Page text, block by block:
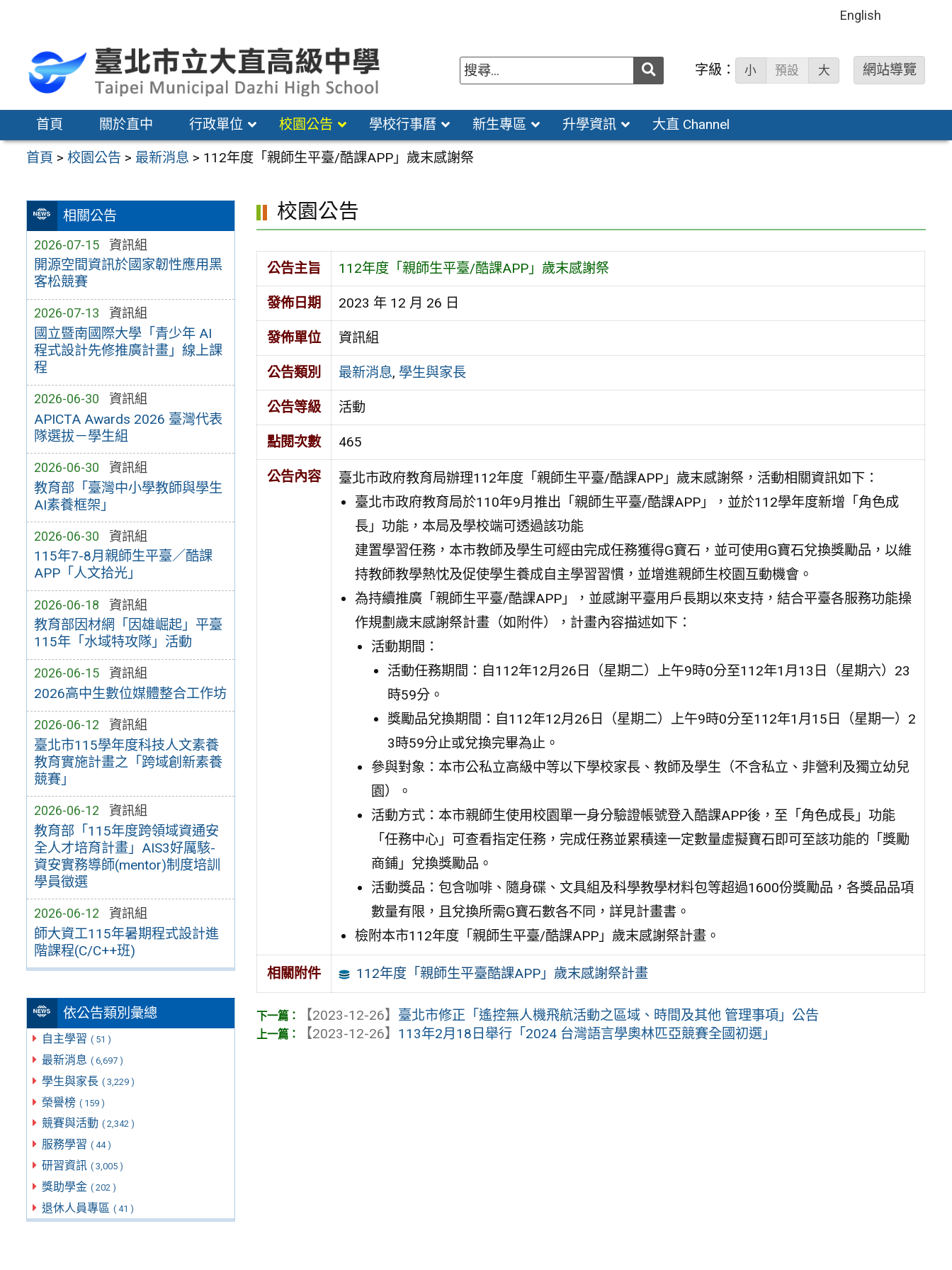
區
English
送出 字級： 小 預設 大 網站導覽
首頁 關於直中 行政單位 校園公告 學校行事曆 新生專區 升學資訊 大直 Channel
首頁 >校園公告 > 最新消息 > 112年度「親師生平臺/酷課APP」歲末感謝祭
相關公告
2026-07-15 資訊組
開源空間資訊於國家韌性應用黑
客松競賽
2026-07-13 資訊組
國立暨南國際大學「青少年 AI
程式設計先修推廣計畫」線上課
程
2026-06-30 資訊組
APICTA Awards 2026 臺灣代表
隊選拔－學生組
2026-06-30 資訊組
教育部「臺灣中小學教師與學生
AI素養框架」
2026-06-30 資訊組
115年7-8月親師生平臺／酷課
APP「人文拾光」
2026-06-18 資訊組
教育部因材網「因雄崛起」平臺
115年「水域特攻隊」活動
2026-06-15 資訊組
2026高中生數位媒體整合工作坊
2026-06-12 資訊組
臺北市115學年度科技人文素養
教育實施計畫之「跨域創新素養
競賽」
2026-06-12 資訊組
教育部「115年度跨領域資通安
全人才培育計畫」AIS3好厲駭-
資安實務導師(mentor)制度培訓
學員徵選
2026-06-12 資訊組
師大資工115年暑期程式設計進
階課程(C/C++班)
依公告類別彙總
自主學習 ( 51 )
最新消息 ( 6,697 )
學生與家長 ( 3,229 )
榮譽榜 ( 159 )
競賽與活動 ( 2,342 )
服務學習 ( 44 )
研習資訊 ( 3,005 )
獎助學金 ( 202 )
退休人員專區 ( 41 )
校園公告
公告主旨 112年度「親師生平臺/酷課APP」歲末感謝祭
發佈日期 2023 年 12 月 26 日
發佈單位 資訊組
公告類別 最新消息, 學生與家長
公告等級 活動
點閱次數 465
公告內容
臺北市政府教育局辦理112年度「親師生平臺/酷課APP」歲末感謝祭，活動相關資訊如下：
臺北市政府教育局於110年9月推出「親師生平臺/酷課APP」，並於112學年度新增「角色成
長」功能，本局及學校端可透過該功能
建置學習任務，本市教師及學生可經由完成任務獲得G寶石，並可使用G寶石兌換獎勵品，以維
持教師教學熱忱及促使學生養成自主學習習慣，並增進親師生校園互動機會。
為持續推廣「親師生平臺/酷課APP」，並感謝平臺用戶長期以來支持，結合平臺各服務功能操
作規劃歲末感謝祭計畫（如附件），計畫內容描述如下：
活動期間：
活動任務期間：自112年12月26日（星期二）上午9時0分至112年1月13日（星期六）23
時59分。
獎勵品兌換期間：自112年12月26日（星期二）上午9時0分至112年1月15日（星期一）2
3時59分止或兌換完畢為止。
參與對象：本市公私立高級中等以下學校家長、教師及學生（不含私立、非營利及獨立幼兒
園）。
活動方式：本市親師生使用校園單一身分驗證帳號登入酷課APP後，至「角色成長」功能
「任務中心」可查看指定任務，完成任務並累積達一定數量虛擬寶石即可至該功能的「獎勵
商鋪」兌換獎勵品。
活動獎品：包含咖啡、隨身碟、文具組及科學教學材料包等超過1600份獎勵品，各獎品品項
數量有限，且兌換所需G寶石數各不同，詳見計畫書。
檢附本市112年度「親師生平臺/酷課APP」歲末感謝祭計畫。
相關附件 112年度「親師生平臺酷課APP」歲末感謝祭計畫
【2023-12-26】 臺北市修正「遙控無人機飛航活動之區域、時間及其他 管理事項」公告
【2023-12-26】 113年2月18日舉行「2024 台灣語言學奧林匹亞競賽全國初選」